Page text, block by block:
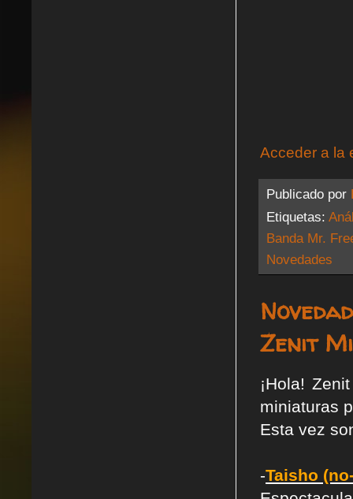
Acceder a la
Publicado por
Etiquetas:
Banda Mr.
Novedades
Zenit
¡Hola!
miniaturas
Esta vez
-Taisho